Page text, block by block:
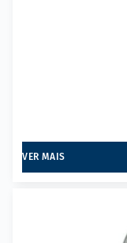
VER MAIS